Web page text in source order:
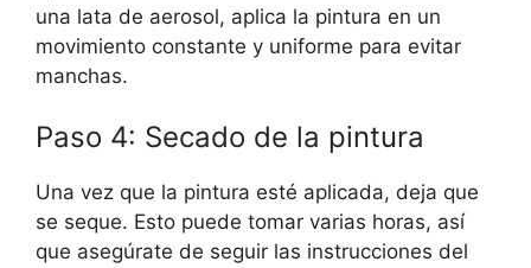
una lata de aerosol, aplica la pintura en un
movimiento constante y uniforme para evitar
manchas.
Paso 4: Secado de la pintura
Una vez que la pintura esté aplicada, deja que
se seque. Esto puede tomar varias horas, así
que asegúrate de seguir las instrucciones del